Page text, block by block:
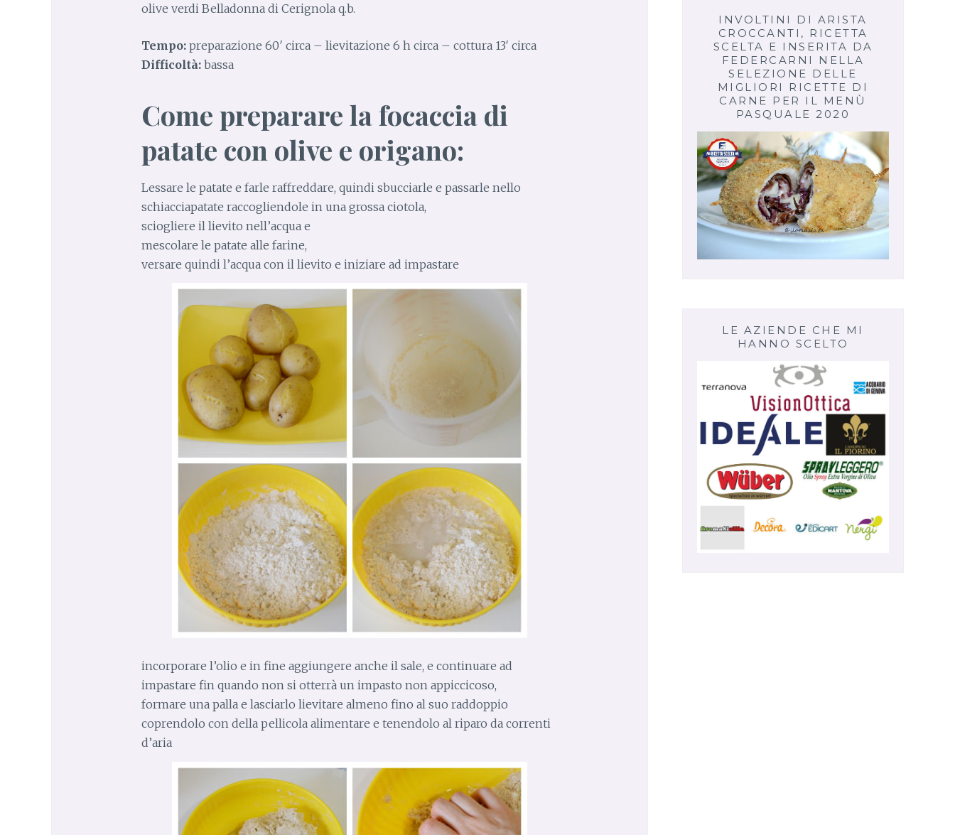
olive verdi Belladonna di Cerignola q.b.
Tempo:preparazione 60′ circa – lievitazione 6 h circa – cottura 13′ circa
Difficoltà:bassa
Come preparare la focaccia di
patate con olive e origano:
Lessare le patate e farle raffreddare, quindi sbucciarle e passarle nello
schiacciapatate raccogliendole in una grossa ciotola,
sciogliere il lievito nell’acqua e
mescolare le patate alle farine,
versare quindi l’acqua con il lievito e iniziare ad impastare
incorporare l’olio e in fine aggiungere anche il sale, e continuare ad
impastare fin quando non si otterrà un impasto non appiccicoso,
formare una palla e lasciarlo lievitare almeno fino al suo raddoppio
coprendolo con della pellicola alimentare e tenendolo al riparo da correnti
d’aria
INVOLTINI DI ARISTA
CROCCANTI, RICETTA
SCELTA E INSERITA DA
FEDERCARNI NELLA
SELEZIONE DELLE
MIGLIORI RICETTE DI
CARNE PER IL MENÙ
PASQUALE 2020
LE AZIENDE CHE MI
HANNO SCELTO